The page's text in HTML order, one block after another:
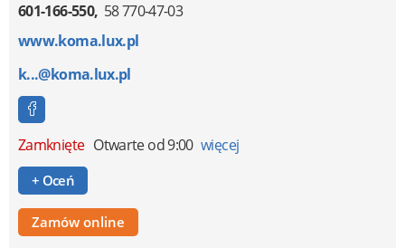
601-166-550 58 770-47-03
www.koma.lux.pl
k...@koma.lux.pl
Zamknięte Otwarte od 9:00 więcej
+ Oceń
Zamów online